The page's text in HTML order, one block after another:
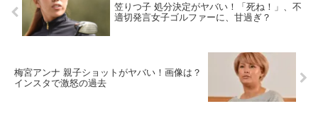
笠りつ子 処分決定がヤバい！「死ね！」、不
適切発言女子ゴルファーに、甘過ぎ？
梅宮アンナ 親子ショットがヤバい！画像は？
インスタで激怒の過去